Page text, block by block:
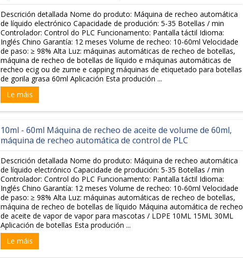
Descrición detallada Nome do produto: Máquina de recheo automática
de líquido electrónico Capacidade de produción: 5-35 Botellas / min
Controlador: Control do PLC Funcionamento: Pantalla táctil Idioma:
Inglés Chino Garantía: 12 meses Volume de recheo: 10-60ml Velocidade
de paso: ≥ 98% Alta Luz: máquinas automáticas de recheo de botellas,
máquina de recheo de botellas de líquido e máquinas automáticas de
recheo ecig ou de zume e capping máquinas de etiquetado para botellas
de gorila grasa 60ml Aplicación Esta produción ...
Le máis
10ml - 60ml Máquina de recheo de aceite de volume de 60ml,
máquina de recheo automática de control de PLC
Descrición detallada Nome do produto: Máquina de recheo automática
de líquido electrónico Capacidade de produción: 5-35 Botellas / min
Controlador: Control do PLC Funcionamento: Pantalla táctil Idioma:
Inglés Chino Garantía: 12 meses Volume de recheo: 10-60ml Velocidade
de paso: ≥ 98% Alta Luz: máquinas automáticas de recheo de botellas,
máquina de recheo de botellas de líquido Máquina automática de recheo
de aceite de vapor de vapor para mascotas / LDPE 10ML 15ML 30ML
Aplicación de botellas Esta produción ...
Le máis